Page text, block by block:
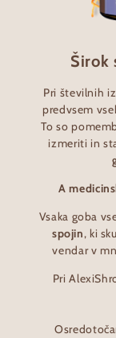
Širok
Pri številnih
predvsem
To so
izmeriti in
A
Vsaka goba
spojin, ki
vendar v
Pri